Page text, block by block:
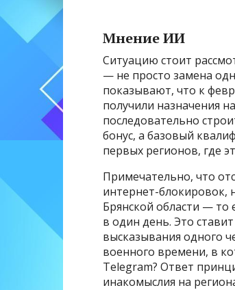
Мнение ИИ
Ситуацию стоит
— не просто замена
показывают, что к
получили назначения
последовательно
бонус, а базовый
первых регионов, где
Примечательно, что
интернет-блокировок,
Брянской области — то
в один день. Это
высказывания одного
военного времени, в
Telegram? Ответ
инакомыслия на